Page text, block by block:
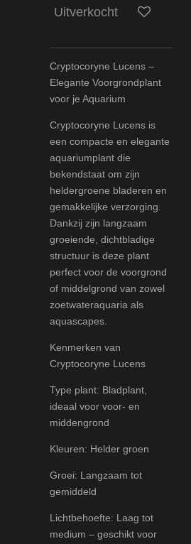
Uitverkocht
Cryptocoryne Lucens –
Elegante Voorgrondplant
voor je Aquarium
Cryptocoryne Lucens is
een compacte en elegante
aquariumplant die
bekendstaat om zijn
heldergroene bladeren en
gemakkelijke verzorging.
Dankzij zijn langzaam
groeiende, dichtbladige
structuur is deze plant
perfect voor de voorgrond
of middelgrond van zowel
zoetwateraquaria als
aquascapes.
Kenmerken van
Cryptocoryne Lucens
Type plant: Bladplant,
ideaal voor voor- en
middengrond
Kleuren: Helder groen
Groei: Langzaam tot
gemiddeld
Lichtbehoefte: Laag tot
medium – geschikt voor